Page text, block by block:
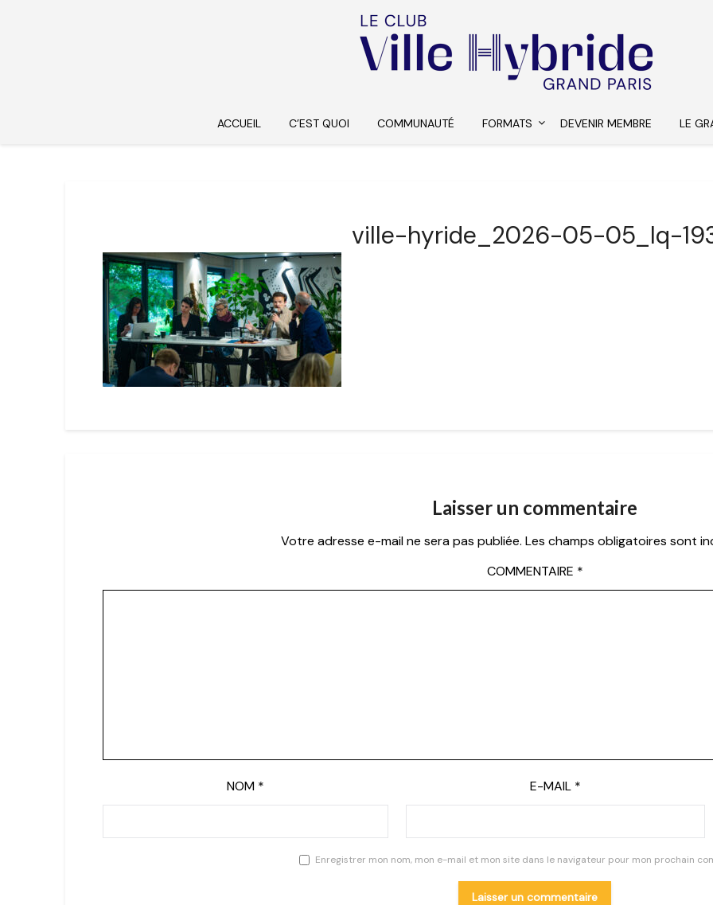
ACCUEIL C’EST QUOI COMMUNAUTÉ FORMATS DEVENIR MEMBRE LE
ville-hyride_2026-05-05_lq-
Laisser un commentaire
Votre adresse e-mail ne sera pas publiée. Les champs obligatoires sont
COMMENTAIRE *
NOM * E-MAIL *
Enregistrer mon nom, mon e-mail et mon site dans le navigateur pour mon prochain